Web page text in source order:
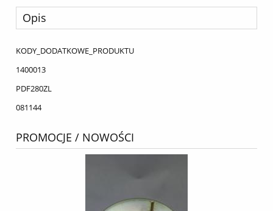
Opis
KODY_DODATKOWE_PRODUKTU
1400013
PDF280ZL
081144
PROMOCJE / NOWOŚCI